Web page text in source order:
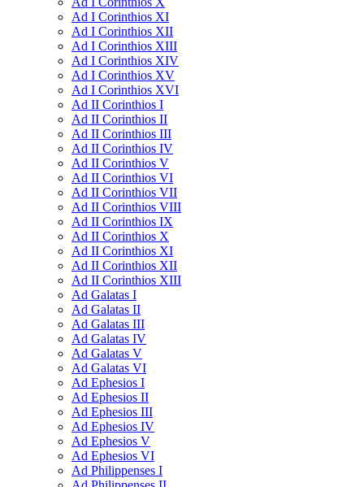
Ad I Corinthios XI
Ad I Corinthios XII
Ad I Corinthios XIII
Ad I Corinthios XIV
Ad I Corinthios XV
Ad I Corinthios XVI
Ad II Corinthios I
Ad II Corinthios II
Ad II Corinthios III
Ad II Corinthios IV
Ad II Corinthios V
Ad II Corinthios VI
Ad II Corinthios VII
Ad II Corinthios VIII
Ad II Corinthios IX
Ad II Corinthios X
Ad II Corinthios XI
Ad II Corinthios XII
Ad II Corinthios XIII
Ad Galatas I
Ad Galatas II
Ad Galatas III
Ad Galatas IV
Ad Galatas V
Ad Galatas VI
Ad Ephesios I
Ad Ephesios II
Ad Ephesios III
Ad Ephesios IV
Ad Ephesios V
Ad Ephesios VI
Ad Philippenses I